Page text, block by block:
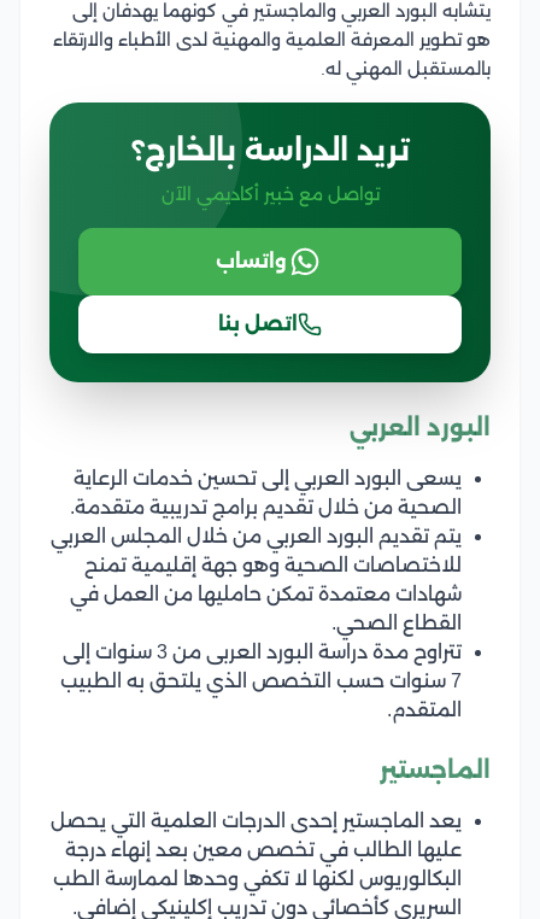
يتشابه البورد العربي والماجستير في كونهما يهدفان إلى
هو تطوير المعرفة العلمية والمهنية لدى الأطباء والارتقاء
بالمستقبل المهني له.
تريد الدراسة بالخارج؟
تواصل مع خبير أكاديمي الآن
واتساب
اتصل بنا
البورد العربي
يسعى البورد العربي إلى تحسين خدمات الرعاية
الصحية من خلال تقديم برامج تدريبية متقدمة.
يتم تقديم البورد العربي من خلال المجلس العربي
للاختصاصات الصحية وهو جهة إقليمية تمنح
شهادات معتمدة تمكن حامليها من العمل في
القطاع الصحي.
تتراوح مدة دراسة البورد العربى من 3 سنوات إلى
7 سنوات حسب التخصص الذي يلتحق به الطبيب
المتقدم.
الماجستير
يعد الماجستير إحدى الدرجات العلمية التي يحصل
عليها الطالب في تخصص معين بعد إنهاء درجة
البكالوريوس لكنها لا تكفي وحدها لممارسة الطب
السريري كأخصائي دون تدريب إكلينيكي إضافي.